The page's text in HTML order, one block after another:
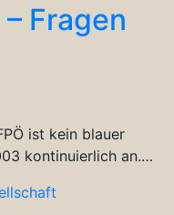
Fragen
ist kein blauer
kontinuierlich an.…